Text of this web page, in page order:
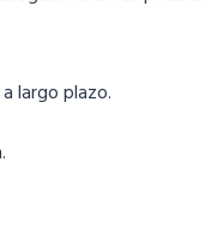
largo plazo.